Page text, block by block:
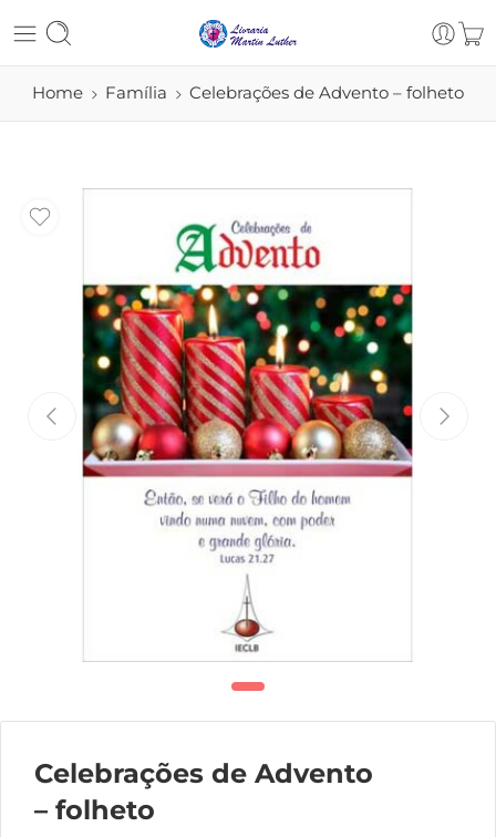
Home Família Celebrações de Advento – folheto
Celebrações de Advento
– folheto